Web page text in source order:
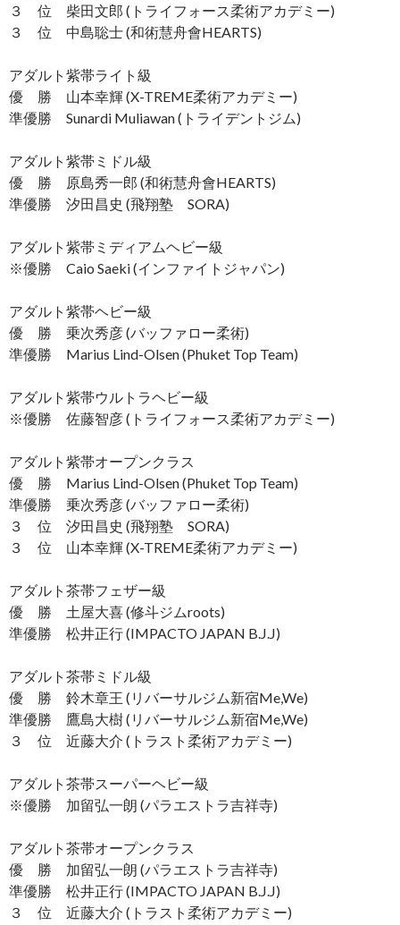
３ 位 柴田文郎 (トライフォース柔術アカデミー)
３ 位 中島聡士 (和術慧舟會HEARTS)
アダルト紫帯ライト級
優 勝 山本幸輝 (X-TREME柔術アカデミー)
準優勝 Sunardi Muliawan (トライデントジム)
アダルト紫帯ミドル級
優 勝 原島秀一郎 (和術慧舟會HEARTS)
準優勝 汐田昌史 (飛翔塾 SORA)
アダルト紫帯ミディアムヘビー級
※優勝 Caio Saeki (インファイトジャパン)
アダルト紫帯ヘビー級
優 勝 乗次秀彦 (バッファロー柔術)
準優勝 Marius Lind-Olsen (Phuket Top Team)
アダルト紫帯ウルトラヘビー級
※優勝 佐藤智彦 (トライフォース柔術アカデミー)
アダルト紫帯オープンクラス
優 勝 Marius Lind-Olsen (Phuket Top Team)
準優勝 乗次秀彦 (バッファロー柔術)
３ 位 汐田昌史 (飛翔塾 SORA)
３ 位 山本幸輝 (X-TREME柔術アカデミー)
アダルト茶帯フェザー級
優 勝 土屋大喜 (修斗ジムroots)
準優勝 松井正行 (IMPACTO JAPAN B.J.J)
アダルト茶帯ミドル級
優 勝 鈴木章王 (リバーサルジム新宿Me,We)
準優勝 鷹島大樹 (リバーサルジム新宿Me,We)
３ 位 近藤大介 (トラスト柔術アカデミー)
アダルト茶帯スーパーヘビー級
※優勝 加留弘一朗 (パラエストラ吉祥寺)
アダルト茶帯オープンクラス
優 勝 加留弘一朗 (パラエストラ吉祥寺)
準優勝 松井正行 (IMPACTO JAPAN B.J.J)
３ 位 近藤大介 (トラスト柔術アカデミー)